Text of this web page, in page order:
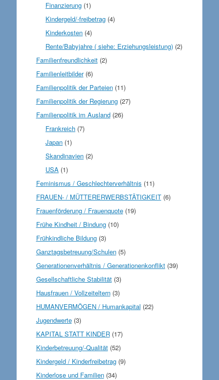
Finanzierung (1)
Kindergeld/-freibetrag (4)
Kinderkosten (4)
Rente/Babyjahre ( siehe: Erziehungsleistung) (2)
Familienfreundlichkeit(2)
Familienleitbilder(6)
Familienpolitik der Parteien(11)
Familienpolitik der Regierung(27)
Familienpolitik im Ausland(26)
Frankreich (7)
Japan (1)
Skandinavien (2)
USA (1)
Feminismus / Geschlechterverhältnis (11)
FRAUEN- / MÜTTERERWERBSTÄTIGKEIT(6)
Frauenförderung / Frauenquote(19)
Frühe Kindheit / Bindung(10)
Frühkindliche Bildung(3)
Ganztagsbetreuung/Schulen(5)
Generationenverhältnis / Generationenkonflikt(39)
Gesellschaftliche Stabilität(3)
Hausfrauen / Vollzeiteltern(3)
HUMANVERMÖGEN / Humankapital (22)
Jugendwerte(3)
KAPITAL STATT KINDER(17)
Kinderbetreuung/-Qualität(52)
Kindergeld / Kinderfreibetrag(9)
Kinderlose und Familien(34)